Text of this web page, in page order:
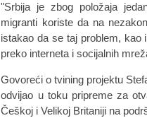
"Srbija je zbog položaja
migranti koriste da na
istakao da se taj problem, kao
preko interneta i socijalnih
Govoreći o tvining projektu
odvijao u toku pripreme za
Češkoj i Velikoj Britaniji na